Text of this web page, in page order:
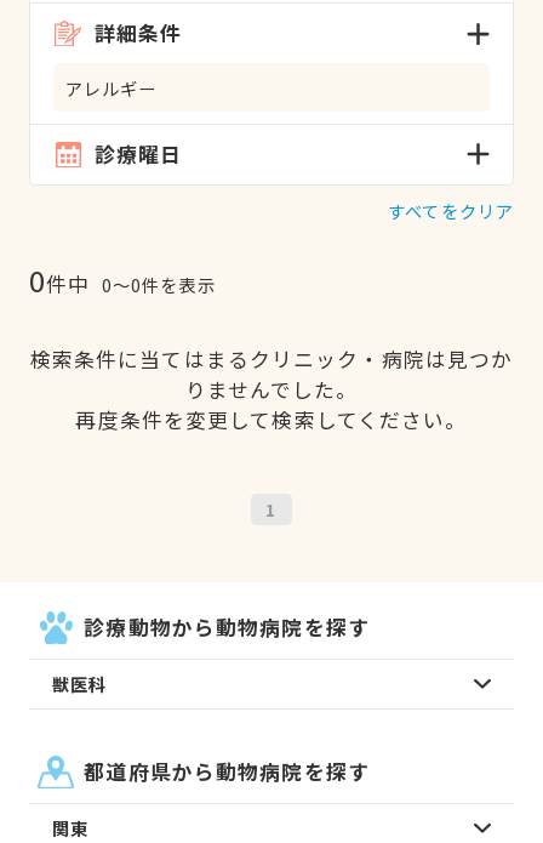
詳細条件
アレルギー
診療曜日
すべてをクリア
0件中 0〜0件を表示
検索条件に当てはまるクリニック・病院は見つか
りませんでした。
再度条件を変更して検索してください。
1
診療動物から動物病院を探す
獣医科
都道府県から動物病院を探す
関東